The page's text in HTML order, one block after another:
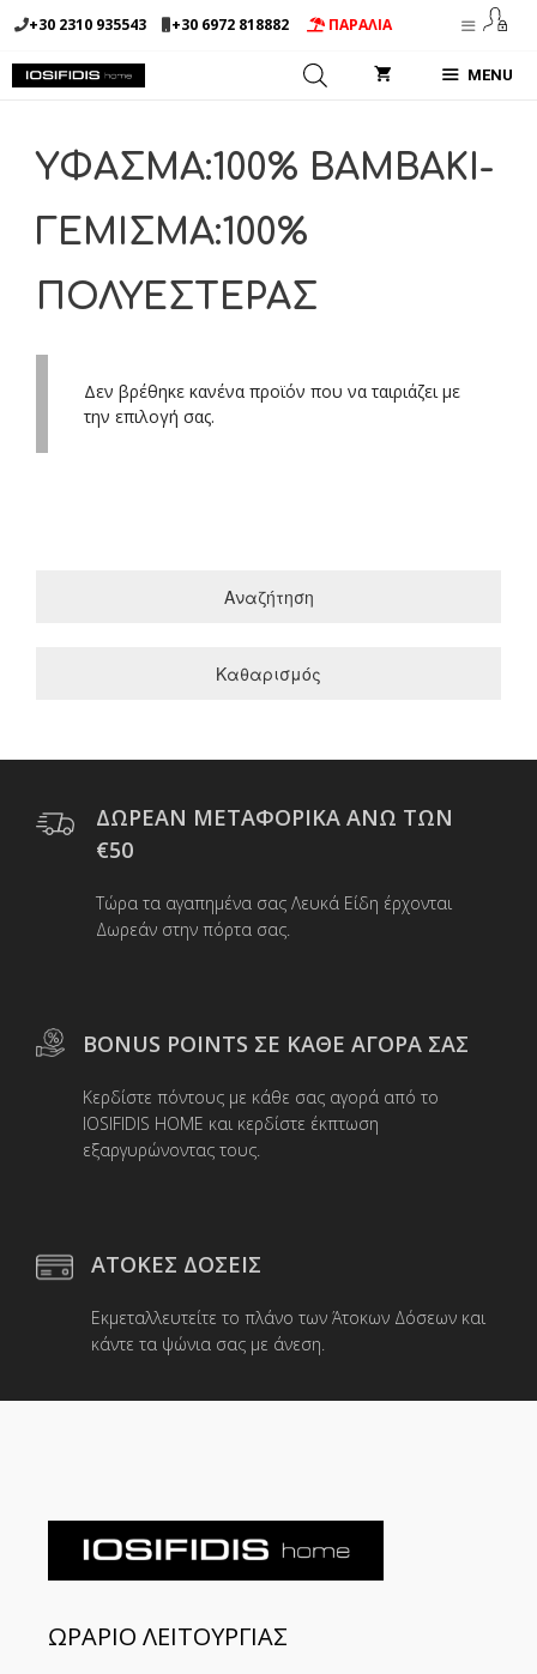
Μετάβαση
σε
περιεχόμενο
+30 2310 935543 +30 6972 818882 ΠΑΡΑΛΙΑ
MENU
ΥΦΑΣΜΑ:100% ΒΑΜΒΑΚΙ-
ΓΕΜΙΣΜΑ:100%
ΠΟΛΥΕΣΤΕΡΑΣ
Δεν βρέθηκε κανένα προϊόν που να ταιριάζει με
την επιλογή σας.
Αναζήτηση
Καθαρισμός
ΔΩΡΕΑΝ ΜΕΤΑΦΟΡΙΚΑ ΑΝΩ ΤΩΝ
€50
Τώρα τα αγαπημένα σας Λευκά Είδη έρχονται
Δωρεάν στην πόρτα σας.
BONUS POINTS ΣΕ ΚΑΘΕ ΑΓΟΡΑ ΣΑΣ
Κερδίστε πόντους με κάθε σας αγορά από το
IOSIFIDIS HOME και κερδίστε έκπτωση
εξαργυρώνοντας τους.
ΑΤΟΚΕΣ ΔΟΣΕΙΣ
Εκμεταλλευτείτε το πλάνο των Άτοκων Δόσεων και
κάντε τα ψώνια σας με άνεση.
ΩΡΑΡΙΟ ΛΕΙΤΟΥΡΓΙΑΣ